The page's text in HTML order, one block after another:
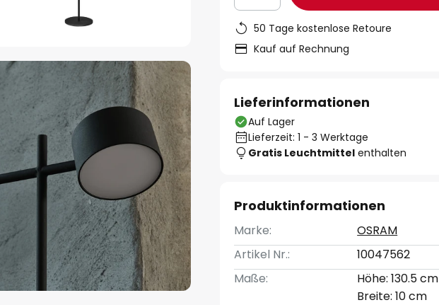
50 Tage kostenlose Retoure
Kauf auf Rechnung
Lieferinformationen
Auf Lager
Lieferzeit: 1 - 3 Werktage
Gratis Leuchtmittel enthalten
Produktinformationen
Marke:
OSRAM
Artikel Nr.:
10047562
Maße:
Höhe: 130.5 cm
Breite: 10 cm